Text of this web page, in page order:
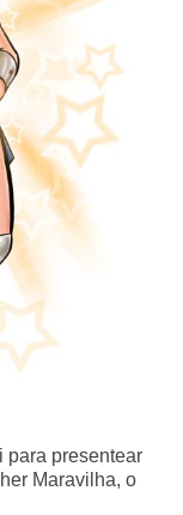
para presentear
Maravilha, o